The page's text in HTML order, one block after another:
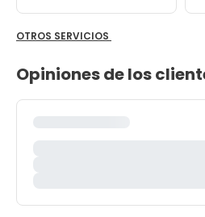
OTROS SERVICIOS
Opiniones de los